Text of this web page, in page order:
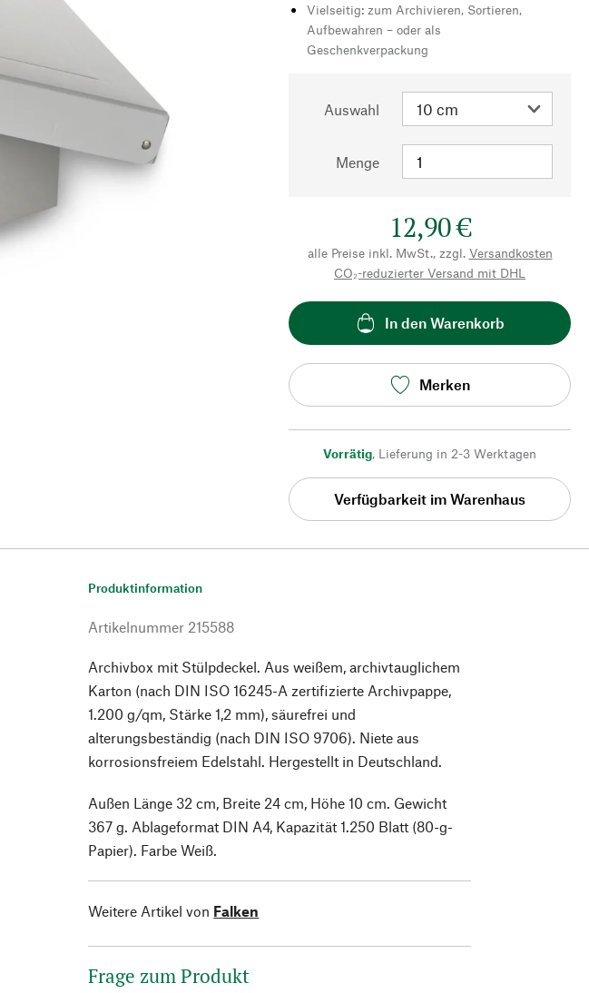
Vielseitig: zum Archivieren, Sortieren,
Aufbewahren – oder als
Geschenkverpackung
Auswahl
Menge
12,90 €
alle Preise inkl. MwSt., zzgl. Versandkosten
CO₂-reduzierter Versand mit DHL
In den Warenkorb
Merken
Vorrätig, Lieferung in 2-3 Werktagen
Verfügbarkeit im Warenhaus
Produktinformation
Artikelnummer 215588
Archivbox mit Stülpdeckel. Aus weißem, archivtauglichem
Karton (nach DIN ISO 16245-A zertifizierte Archivpappe,
1.200 g/qm, Stärke 1,2 mm), säurefrei und
alterungsbeständig (nach DIN ISO 9706). Niete aus
korrosionsfreiem Edelstahl. Hergestellt in Deutschland.
Außen Länge 32 cm, Breite 24 cm, Höhe 10 cm. Gewicht
367 g. Ablageformat DIN A4, Kapazität 1.250 Blatt (80-g-
Papier). Farbe Weiß.
Weitere Artikel von Falken
Frage zum Produkt